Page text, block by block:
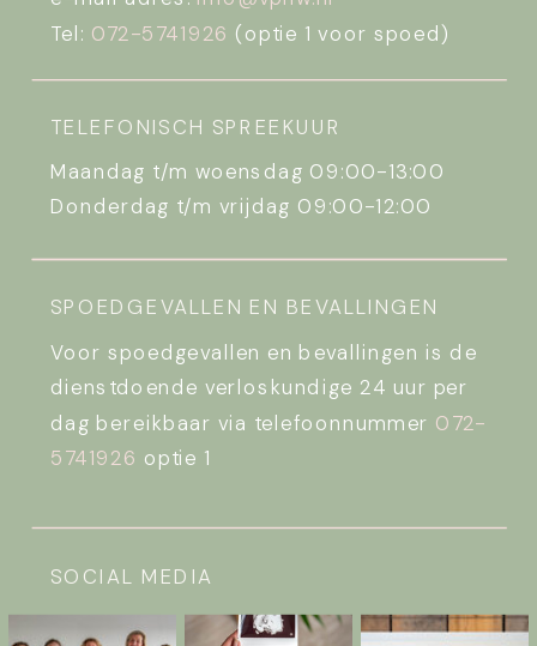
Tel: 072-5741926 (optie 1 voor spoed)
TELEFONISCH SPREEKUUR
Maandag t/m woensdag 09:00-13:00
Donderdag t/m vrijdag 09:00-12:00
SOCIAL MEDIA
SPOEDGEVALLEN EN BEVALLINGEN
Voor spoedgevallen en bevallingen is de
dienstdoende verloskundige 24 uur per
dag bereikbaar via telefoonnummer 072-
5741926 optie 1